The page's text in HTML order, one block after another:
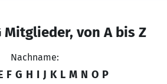
Mitglieder, von A bis Z
Nachname:
F G H I J K L M N O P